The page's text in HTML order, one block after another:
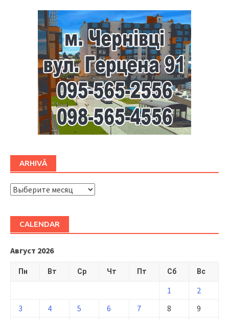
ARHIVĂ
ARHIVĂ
CALENDAR
Август 2026
Пн Вт Ср Чт Пт Сб Вс
1
2
3
4 5 6 7 8
9